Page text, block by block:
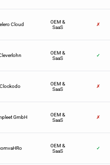
Cloud
OEM &
SaaS
✗
OEM &
SaaS
✓
Clockodo
OEM &
SaaS
✗
GmbH
OEM &
SaaS
✗
OEM &
SaaS
✓